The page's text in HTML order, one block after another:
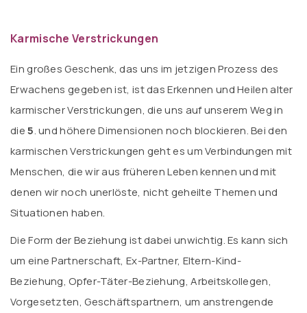
Karmische Verstrickungen
Ein großes Geschenk, das uns im jetzigen Prozess des
Erwachens gegeben ist, ist das Erkennen und Heilen alter
karmischer Verstrickungen, die uns auf unserem Weg in
die5. und höhere Dimensionen noch blockieren. Bei den
karmischen Verstrickungen geht es um Verbindungen mit
Menschen, die wir aus früheren Leben kennen und mit
denen wir noch unerlöste, nicht geheilte Themen und
Situationen haben.
Die Form der Beziehung ist dabei unwichtig. Es kann sich
um eine Partnerschaft, Ex-Partner, Eltern-Kind-
Beziehung, Opfer-Täter-Beziehung, Arbeitskollegen,
Vorgesetzten, Geschäftspartnern, um anstrengende